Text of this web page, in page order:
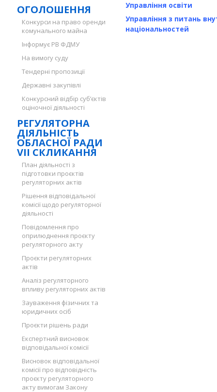
ОГОЛОШЕННЯ
Конкурси на право оренди
комунального майна
Інформує РВ ФДМУ
На вимогу суду
Тендерні пропозиції
Державні закупівлі
Конкурсний відбір суб’єктів
оціночної діяльності
РЕГУЛЯТОРНА
ДІЯЛЬНІСТЬ
ОБЛАСНОЇ РАДИ
VII СКЛИКАННЯ
План діяльності з
підготовки проєктів
регуляторних актів
Рішення відповідальної
комісії щодо регуляторної
діяльності
Повідомлення про
оприлюднення проєкту
регуляторного акту
Проєкти регуляторних
актів
Аналіз регуляторного
впливу регуляторних актів
Зауваження фізичних та
юридичних осіб
Проєкти рішень ради
Експертний висновок
відповідальної комісії
Висновок відповідальної
комісії про відповідність
проєкту регуляторного
акту вимогам Закону
Управління освіти
Управління з питань
національностей